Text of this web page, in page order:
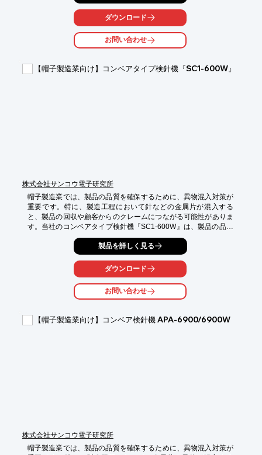
造ラインへの導入が容易です。
【活用シーン】
・寝具製造ラインでの検針
・製品の最終検査
【導入の効果】
ダウンロード
お問い合わせ
【帽子製造業向け】コンベアタイプ検針機『SC1-600W』
株式会社サンコウ電子研究所
帽子製造業では、製品の品質を確保するために、異物混入対策が
重要です。特に、製造工程において針などの金属片が混入する
と、製品の回収や顧客からのクレームにつながる可能性がありま
す。当社のコンベアタイプ検針機『SC1-600W』は、製品の品質
保持に貢献します。
【活用シーン】
・帽子製造ライン
・品質管理部門
・製品の品質向上
製品を詳しく見る
ダウンロード
お問い合わせ
【帽子製造業向け】コンベア検針機 APA-6900/6900W
株式会社サンコウ電子研究所
帽子製造業では、製品の品質を確保するために、異物混入対策が